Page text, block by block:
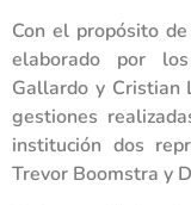
Con el propósito
elaborado por
Gallardo y Cristian
gestiones
institución dos
Trevor Boomstra y